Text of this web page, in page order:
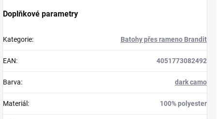
Doplňkové parametry
Kategorie: Batohy přes rameno Brandit
EAN: 4051773082492
Barva: dark camo
Materiál : 100% polyester